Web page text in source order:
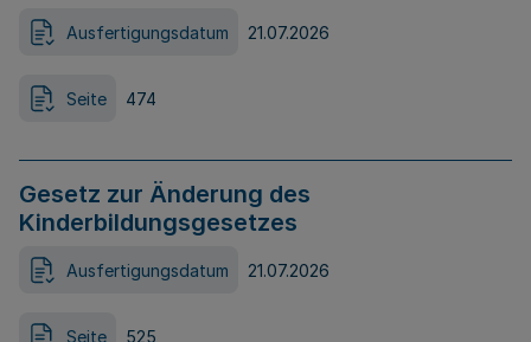
Ausfertigungsdatum 21.07.2026
Seite 474
Gesetz zur Änderung des
Kinderbildungsgesetzes
Ausfertigungsdatum 21.07.2026
Seite 525